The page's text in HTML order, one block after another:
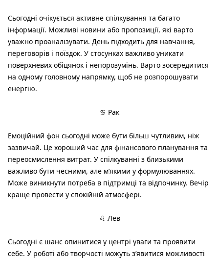
Сьогодні очікується активне спілкування та багато
інформації. Можливі новини або пропозиції, які варто
уважно проаналізувати. День підходить для навчання,
переговорів і поїздок. У стосунках важливо уникати
поверхневих обіцянок і непорозумінь. Варто зосередитися
на одному головному напрямку, щоб не розпорошувати
енергію.
♋ Рак
Емоційний фон сьогодні може бути більш чутливим, ніж
зазвичай. Це хороший час для фінансового планування та
переосмислення витрат. У спілкуванні з близькими
важливо бути чесними, але м’якими у формулюваннях.
Може виникнути потреба в підтримці та відпочинку. Вечір
краще провести у спокійній атмосфері.
♌ Лев
Сьогодні є шанс опинитися у центрі уваги та проявити
себе. У роботі або творчості можуть з’явитися можливості